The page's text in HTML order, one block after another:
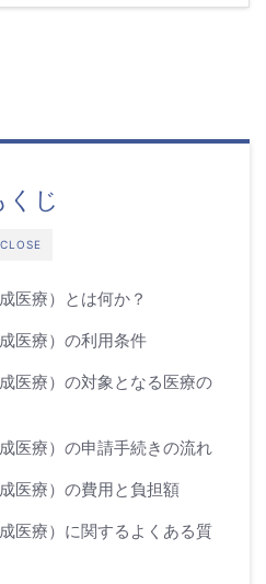
CLOSE
くじ
医療）とは何か？
医療）の利用条件
医療）の対象となる医療の
医療）の申請手続きの流れ
医療）の費用と負担額
医療）に関するよくある質